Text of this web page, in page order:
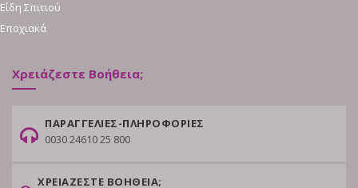
Είδη Σπιτιού
Εποχιακά
Χρειάζεστε Βοήθεια;
ΠΑΡΑΓΓΕΛΙΕΣ-ΠΛΗΡΟΦΟΡΙΕΣ
0030 24610 25 800
ΧΡΕΙΑΖΕΣΤΕ ΒΟΗΘΕΙΑ;